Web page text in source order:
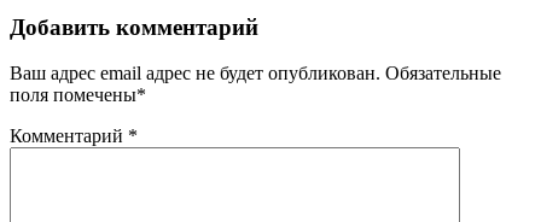
Добавить комментарий
Ваш адрес email адрес не будет опубликован. Обязательные
поля помечены*
Комментарий *